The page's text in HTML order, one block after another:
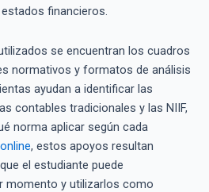
financieros.
se encuentran los cuadros
normativos y formatos de análisis
ayudan a identificar las
contables tradicionales y las NIIF,
norma aplicar según cada
, estos apoyos resultan
el estudiante puede
momento y utilizarlos como